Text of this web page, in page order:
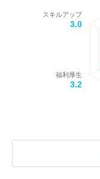
福利厚生
3.2
スキルアップ
3.0